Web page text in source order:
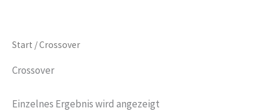
Start / Crossover
Crossover
Einzelnes Ergebnis wird angezeigt